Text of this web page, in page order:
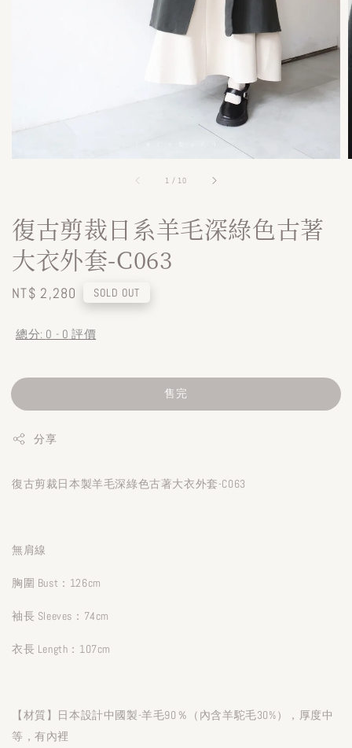
1 / 10
復古剪裁日系羊毛深綠色古著
大衣外套-C063
Regular
NT$ 2,280 SOLD OUT
總分: 0 - 0 評價
售完
分享
復古剪裁日本製羊毛深綠色古著大衣外套-C063
無肩線
胸圍 Bust：126cm
袖長 Sleeves：74cm
衣長 Length：107cm
【材質】日本設計中國製-羊毛90％（內含羊駝毛30%），厚度中
等，有內裡